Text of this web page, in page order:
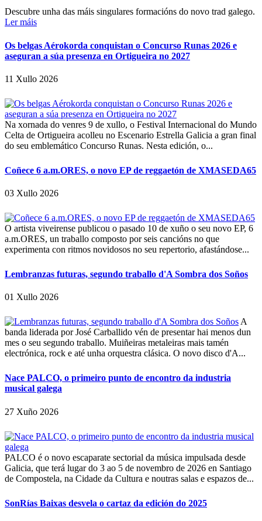
Descubre unha das máis singulares formacións do novo trad galego.
Ler máis
Os belgas Aérokorda conquistan o Concurso Runas 2026 e
aseguran a súa presenza en Ortigueira no 2027
11 Xullo 2026
Na xornada do venres 9 de xullo, o Festival Internacional do Mundo
Celta de Ortigueira acolleu no Escenario Estrella Galicia a gran final
do seu emblemático Concurso Runas. Nesta edición, o...
Coñece 6 a.m.ORES, o novo EP de reggaetón de XMASEDA65
03 Xullo 2026
O artista viveirense publicou o pasado 10 de xuño o seu novo EP, 6
a.m.ORES, un traballo composto por seis cancións no que
experimenta con ritmos novidosos no seu repertorio, afastándose...
Lembranzas futuras, segundo traballo d'A Sombra dos Soños
01 Xullo 2026
A
banda liderada por José Carballido vén de presentar hai menos dun
mes o seu segundo traballo. Muiñeiras metaleiras mais tamén
electrónica, rock e até unha orquestra clásica. O novo disco d'A...
Nace PALCO, o primeiro punto de encontro da industria
musical galega
27 Xuño 2026
PALCO é o novo escaparate sectorial da música impulsada desde
Galicia, que terá lugar do 3 ao 5 de novembro de 2026 en Santiago
de Compostela, na Cidade da Cultura e noutras salas e espazos de...
SonRías Baixas desvela o cartaz da edición do 2025